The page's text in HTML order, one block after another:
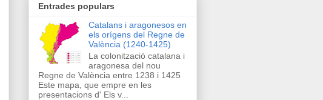
Entrades populars
Catalans i aragonesos en
els orígens del Regne de
València (1240-1425)
La colonització catalana i
aragonesa del nou
Regne de València entre 1238 i 1425
Este mapa, que empre en les
presentacions d' Els v...